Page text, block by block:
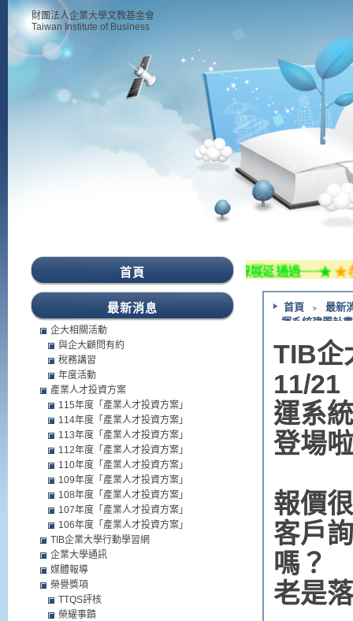
財團法人企業大學文教基金會
Taiwan Institute of Business
業大學114年度TTQS訓練機構版銀牌展延通過~~~★★恭喜
首頁 ﹥
最新
運系統建置計
TIB企
11/21
運系
登場
報價
客戶
嗎？
老是
首頁
最新消息
企大相關活動
與企大顧問有約
稅務講習
年度活動
產業人才投資方案
115年度「產業人才投資方案」
114年度「產業人才投資方案」
113年度「產業人才投資方案」
112年度「產業人才投資方案」
110年度「產業人才投資方案」
109年度「產業人才投資方案」
108年度「產業人才投資方案」
107年度「產業人才投資方案」
106年度「產業人才投資方案」
TIB企業大學行動學習網
企業大學通訊
媒體報導
榮譽獎項
TTQS評核
榮耀事蹟